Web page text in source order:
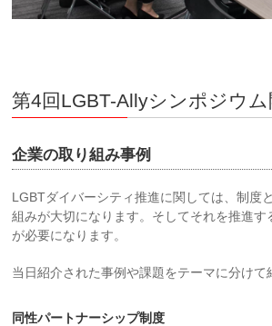
第4回LGBT-Allyシンポジウム
企業の取り組み事例
LGBTダイバーシティ推進に関しては、制度
組みが大切になります。そしてそれを推進す
が必要になります。
当日紹介された事例や課題をテーマに分けて
同性パートナーシップ制度